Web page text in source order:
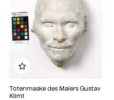
Totenmaske des Malers Gustav
Klimt
Zu meinem Album